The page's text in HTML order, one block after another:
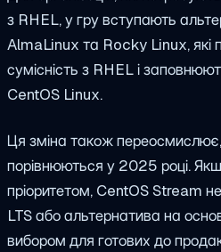
з RHEL, у гру вступають
AlmaLinux та Rocky Linux, які
сумісність з RHEL і
CentOS Linux.
Ця зміна також
порівнюються у 2025 році.
пріоритетом, CentOS Stream
LTS або альтернатива на
вибором для готових до